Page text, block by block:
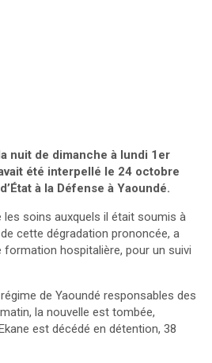
nuit de dimanche à lundi 1er
été interpellé le 24 octobre
à la Défense à Yaoundé.
les soins auxquels il était soumis à
cette dégradation prononcée, a
hospitalière, pour un suivi
de Yaoundé responsables des
la nouvelle est tombée,
est décédé en détention, 38